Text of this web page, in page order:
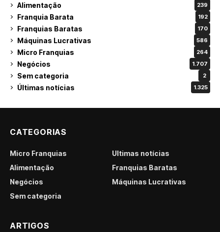
Alimentação 239
Franquia Barata 192
Franquias Baratas 170
Máquinas Lucrativas 586
Micro Franquias 264
Negócios 1.707
Sem categoria 2
Últimas notícias 1.325
CATEGORIAS
Micro Franquias
Últimas notícias
Alimentação
Franquias Baratas
Negócios
Máquinas Lucrativas
Sem categoria
ARTIGOS